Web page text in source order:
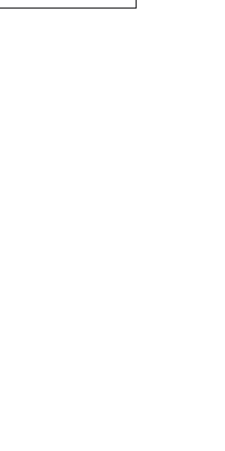
Avtodayanacaqda maşına zərər
35°, rayonlarda